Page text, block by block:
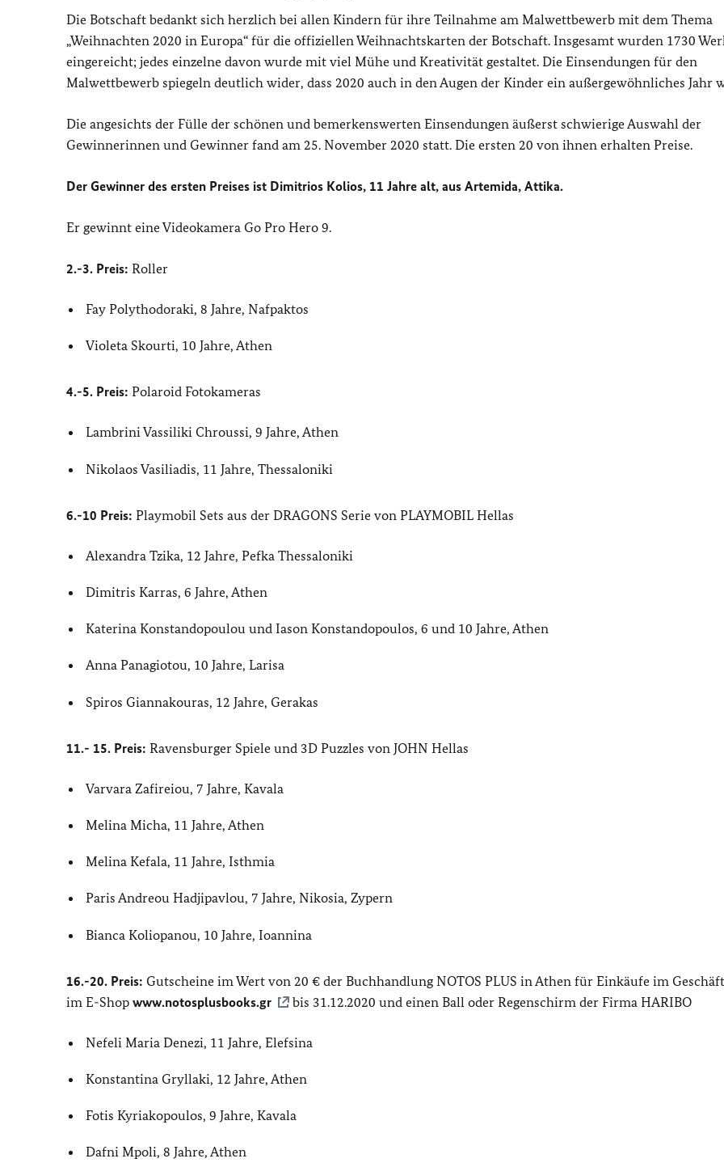
Die Botschaft bedankt sich herzlich bei allen Kindern für ihre Teilnahme am Malwettbewerb mit dem Thema
„Weihnachten 2020 in Europa“ für die offiziellen Weihnachtskarten der Botschaft. Insgesamt wurden 1730
eingereicht; jedes einzelne davon wurde mit viel Mühe und Kreativität gestaltet. Die Einsendungen für den
Malwettbewerb spiegeln deutlich wider, dass 2020 auch in den Augen der Kinder ein außergewöhnliches Jahr
Die angesichts der Fülle der schönen und bemerkenswerten Einsendungen äußerst schwierige Auswahl der
Gewinnerinnen und Gewinner fand am 25. November 2020 statt. Die ersten 20 von ihnen erhalten Preise.
Der Gewinner des ersten Preises ist Dimitrios Kolios, 11 Jahre alt, aus Artemida, Attika.
Er gewinnt eine Videokamera Go Pro Hero 9.
2.-3. Preis: Roller
Fay Polythodoraki, 8 Jahre, Nafpaktos
Violeta Skourti, 10 Jahre, Athen
4.-5. Preis: Polaroid Fotokameras
Lambrini Vassiliki Chroussi, 9 Jahre, Athen
Nikolaos Vasiliadis, 11 Jahre, Thessaloniki
6.-10 Preis: Playmobil Sets aus der DRAGONS Serie von PLAYMOBIL Hellas
Alexandra Tzika, 12 Jahre, Pefka Thessaloniki
Dimitris Karras, 6 Jahre, Athen
Katerina Konstandopoulou und Iason Konstandopoulos, 6 und 10 Jahre, Athen
Anna Panagiotou, 10 Jahre, Larisa
Spiros Giannakouras, 12 Jahre, Gerakas
11.- 15. Preis: Ravensburger Spiele und 3D Puzzles von JOHN Hellas
Varvara Zafireiou, 7 Jahre, Kavala
Melina Micha, 11 Jahre, Athen
Melina Kefala, 11 Jahre, Isthmia
Paris Andreou Hadjipavlou, 7 Jahre, Nikosia, Zypern
Bianca Koliopanou, 10 Jahre, Ioannina
16.-20. Preis: Gutscheine im Wert von 20 € der Buchhandlung NOTOS PLUS in Athen für Einkäufe im
im E-Shop www.notosplusbooks.gr bis 31.12.2020 und einen Ball oder Regenschirm der Firma HARIBO
Nefeli Maria Denezi, 11 Jahre, Elefsina
Konstantina Gryllaki, 12 Jahre, Athen
Fotis Kyriakopoulos, 9 Jahre, Kavala
Dafni Mpoli, 8 Jahre, Athen